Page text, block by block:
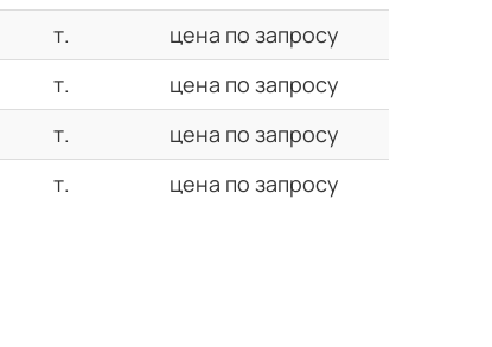
т.
цена по запросу
т.
цена по запросу
т.
цена по запросу
т. цена по запросу